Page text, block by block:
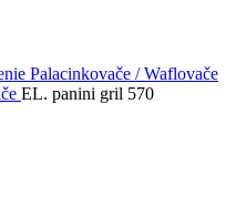
Palacinkovače / Waflovače
EL. panini gril 570